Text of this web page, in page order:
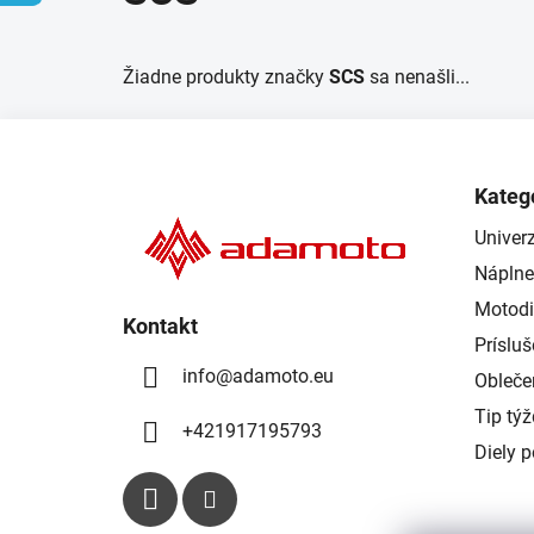
Žiadne produkty značky SCS sa nenašli...
Kontakt
info@adamoto.eu
+421917195793
Tip
Diely